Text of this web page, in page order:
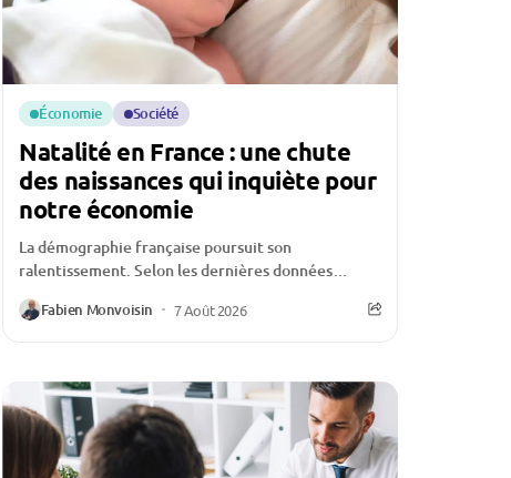
Économie Société
Natalité en France : une chute
des naissances qui inquiète pour
notre économie
La démographie française poursuit son
ralentissement. Selon les dernières données
publiées par l’Insee, le nombre de naissances
continue de reculer au premier semestre...
Fabien Monvoisin 7 Août 2026